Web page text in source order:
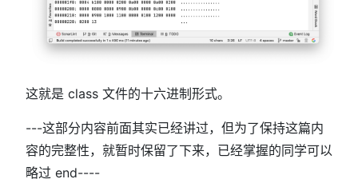
这就是 class 文件的十六进制形式。
---这部分内容前面其实已经讲过，但为了保持这篇内
容的完整性，就暂时保留了下来，已经掌握的同学可以
略过 end----